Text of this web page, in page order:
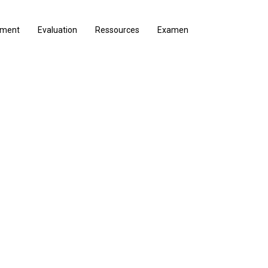
Evaluation Ressources Examen